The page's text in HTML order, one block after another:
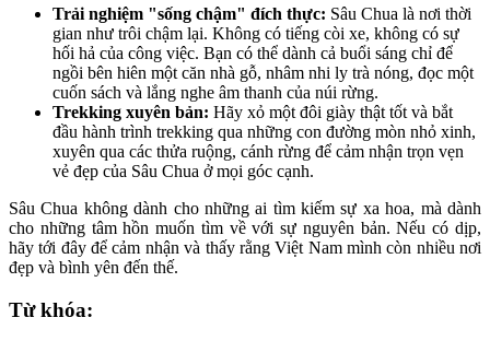
Trải nghiệm "sống chậm" đích thực: Sâu Chua là nơi thời
gian như trôi chậm lại. Không có tiếng còi xe, không có sự
hối hả của công việc. Bạn có thể dành cả buổi sáng chỉ để
ngồi bên hiên một căn nhà gỗ, nhâm nhi ly trà nóng, đọc một
cuốn sách và lắng nghe âm thanh của núi rừng.
Trekking xuyên bản: Hãy xỏ một đôi giày thật tốt và bắt
đầu hành trình trekking qua những con đường mòn nhỏ xinh,
xuyên qua các thửa ruộng, cánh rừng để cảm nhận trọn vẹn
vẻ đẹp của Sâu Chua ở mọi góc cạnh.
Sâu Chua không dành cho những ai tìm kiếm sự xa hoa, mà dành
cho những tâm hồn muốn tìm về với sự nguyên bản. Nếu có dịp,
hãy tới đây để cảm nhận và thấy rằng Việt Nam mình còn nhiều nơi
đẹp và bình yên đến thế.
Từ khóa: